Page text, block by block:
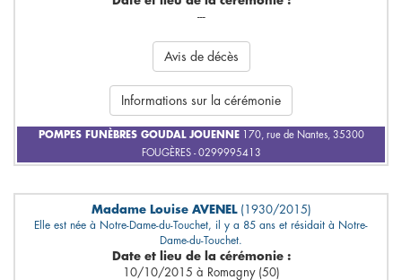
---
Avis de décès
Informations sur la cérémonie
POMPES FUNÈBRES GOUDAL JOUENNE170, rue de Nantes, 35300
FOUGÈRES - 0299995413
Madame Louise AVENEL (1930/2015)
Elle est née à Notre-Dame-du-Touchet, il y a 85 ans et résidait à Notre-
Dame-du-Touchet.
Date et lieu de la cérémonie :
10/10/2015 à Romagny (50)